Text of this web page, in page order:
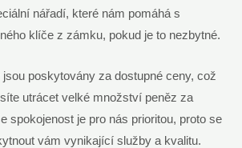
nářadí, které nám pomáhá s
klíče z zámku, pokud ⁣je to nezbytné.
poskytovány za ‌dostupné ceny, což
⁢utrácet velké množství peněz za
spokojenost je pro nás ⁤prioritou, proto se
vám vynikající⁤ služby a kvalitu.